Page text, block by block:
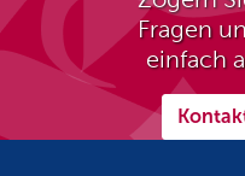
Fragen
einfach